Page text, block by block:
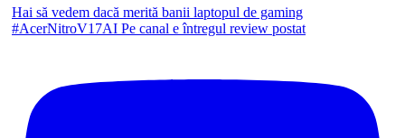
Hai să vedem dacă merită banii laptopul de gaming
#AcerNitroV17AI Pe canal e întregul review postat